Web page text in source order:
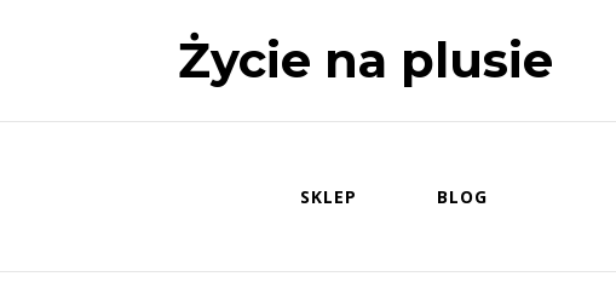
Życie na plusie
SKLEP BLOG